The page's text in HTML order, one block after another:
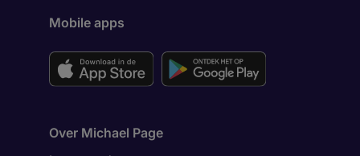
Mobile apps
Over Michael Page